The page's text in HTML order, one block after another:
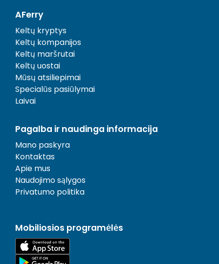
AFerry
Keltų kryptys
Keltų kompanijos
Keltų maršrutai
Keltų uostai
Mūsų atsiliepimai
Specialūs pasiūlymai
Laivai
Pagalba ir naudinga informacija
Mano paskyra
Kontaktas
Apie mus
Naudojimo sąlygos
Privatumo politika
Mobiliosios programėlės